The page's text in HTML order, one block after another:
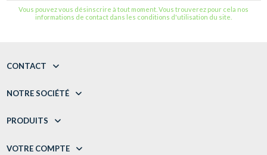
Vous pouvez vous désinscrire à tout moment. Vous trouverez pour cela nos
informations de contact dans les conditions d'utilisation du site.
CONTACT
NOTRE SOCIÉTÉ
PRODUITS
VOTRE COMPTE